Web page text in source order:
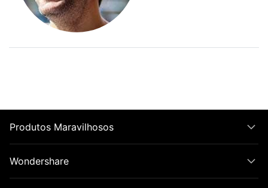
Produtos Maravilhosos
Wondershare